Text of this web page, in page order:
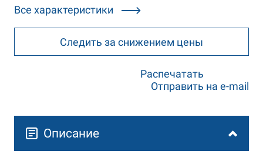
Все характеристики
Следить за снижением цены
Распечатать
Отправить на e-mail
Описание